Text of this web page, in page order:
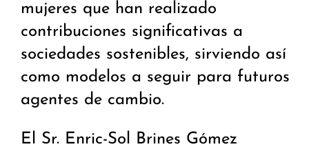
mujeres que han realizado
contribuciones significativas a
sociedades sostenibles, sirviendo así
como modelos a seguir para futuros
agentes de cambio.
El Sr. Enric-Sol Brines Gómez